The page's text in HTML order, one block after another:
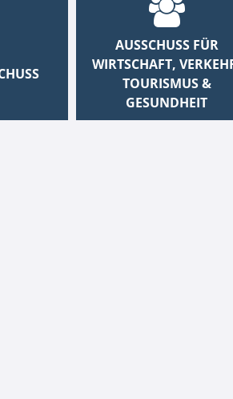
AUSSCHUSS FÜR
WIRTSCHAFT,
TOURISMUS &
GESUNDHEIT